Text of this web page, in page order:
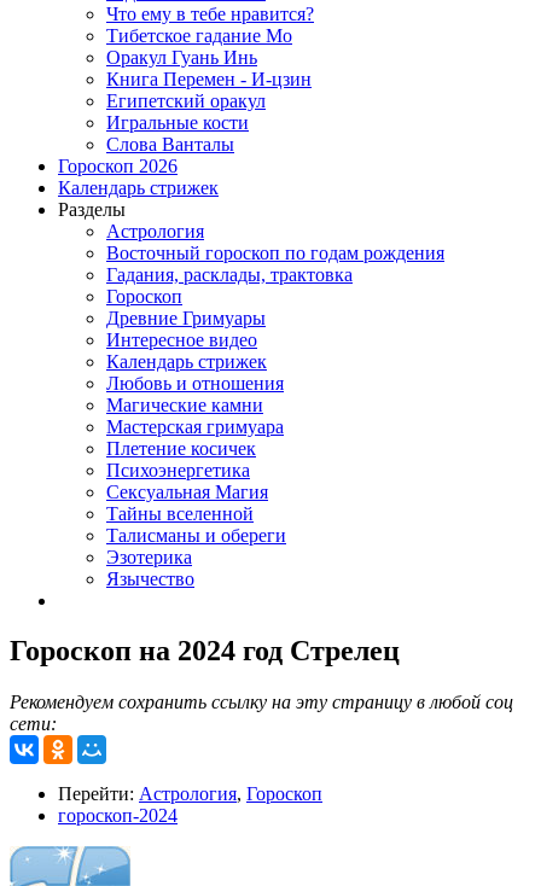
Что ему в тебе нравится?
Тибетское гадание Мо
Оракул Гуань Инь
Книга Перемен - И-цзин
Египетский оракул
Игральные кости
Слова Ванталы
Гороскоп 2026
Календарь стрижек
Разделы
Астрология
Восточный гороскоп по годам рождения
Гадания, расклады, трактовка
Гороскоп
Древние Гримуары
Интересное видео
Календарь стрижек
Любовь и отношения
Магические камни
Мастерская гримуара
Плетение косичек
Психоэнергетика
Сексуальная Магия
Тайны вселенной
Талисманы и обереги
Эзотерика
Язычество
Гороскоп на 2024 год Стрелец
Рекомендуем сохранить ссылку на эту страницу в любой соц
сети:
Перейти: Астрология, Гороскоп
гороскоп-2024